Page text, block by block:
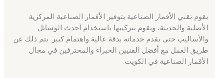
يقوم تقني الأقمار الصناعية بتوفير الأقمار الصناعية المركزية
الأصلية والحديثة، ويقوم بتركيبها باستخدام أحدث الوسائل
والأساليب حتى يقدم خدماته بدقة عالية واهتمام كبير. يتم ذلك عن
طريق العمل مع أفضل الفنيين الخبراء والمحترفين في مجال
الأقمار الصناعية في الكويت.